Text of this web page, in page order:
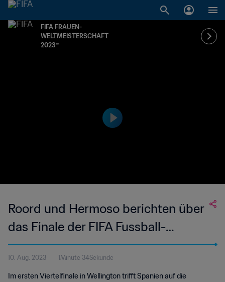
FIFA FRAUEN-
WELTMEISTERSCHAFT
2023™
Roord und Hermoso berichten über
das Finale der FIFA Fussball-
Weltmeisterschaft™ 2010
10. Aug. 2023 1Minute 34Sekunde
Im ersten Viertelfinale in Wellington trifft Spanien auf die